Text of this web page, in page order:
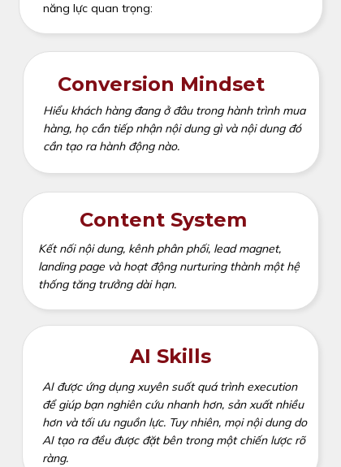
Conversion Mindset
Hiểu khách hàng đang ở đâu trong hành trình mua
hàng, họ cần tiếp nhận nội dung gì và nội dung đó
cần tạo ra hành động nào.
Content System
Kết nối nội dung, kênh phân phối, lead magnet,
landing page và hoạt động nurturing thành một hệ
thống tăng trưởng dài hạn.
năng lực quan trọng:
AI Skills
AI được ứng dụng xuyên suốt quá trình execution
để giúp bạn nghiên cứu nhanh hơn, sản xuất nhiều
hơn và tối ưu nguồn lực. Tuy nhiên, mọi nội dung do
AI tạo ra đều được đặt bên trong một chiến lược rõ
ràng.